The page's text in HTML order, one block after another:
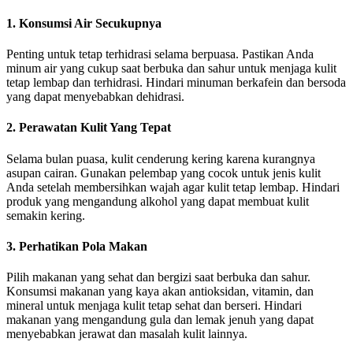
1. Konsumsi Air Secukupnya
Penting untuk tetap terhidrasi selama berpuasa. Pastikan Anda
minum air yang cukup saat berbuka dan sahur untuk menjaga kulit
tetap lembap dan terhidrasi. Hindari minuman berkafein dan bersoda
yang dapat menyebabkan dehidrasi.
2. Perawatan Kulit Yang Tepat
Selama bulan puasa, kulit cenderung kering karena kurangnya
asupan cairan. Gunakan pelembap yang cocok untuk jenis kulit
Anda setelah membersihkan wajah agar kulit tetap lembap. Hindari
produk yang mengandung alkohol yang dapat membuat kulit
semakin kering.
3. Perhatikan Pola Makan
Pilih makanan yang sehat dan bergizi saat berbuka dan sahur.
Konsumsi makanan yang kaya akan antioksidan, vitamin, dan
mineral untuk menjaga kulit tetap sehat dan berseri. Hindari
makanan yang mengandung gula dan lemak jenuh yang dapat
menyebabkan jerawat dan masalah kulit lainnya.